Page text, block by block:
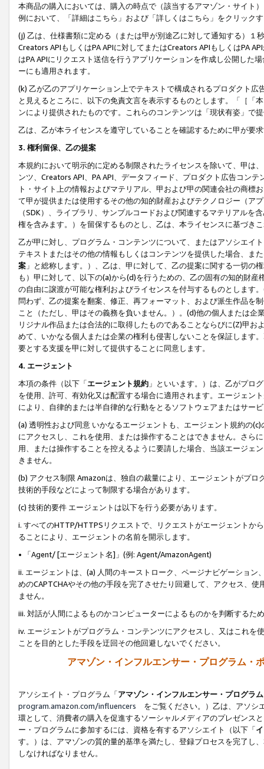
本商品の購入においては、購入の時点で（該当するアマゾン・サイト
例において、「詳細はこちら」および「詳しくはこちら」をクリック
(j) 乙は、仕様書類に定める（または甲が別途乙に対して通知する）
Creators APIもしくはPA APIに対してまたはCreators APIもしくはPA
はPA APIにリクエスト送信を行うアプリケーションを作成し公開した
ーにも適用されます。
(k) 乙が乙のアプリケーション上でテキストで構成されるプロダクト
と見えるところに、以下の免責文言を表示するものとします。「［「
ンにより提供されたものです。これらのコンテンツは「現状有姿」で
乙は、乙が本ライセンスを遵守していることを確認するために甲が要
3. 権利留保、乙の提案
本規約において明示的に定める制限されたライセンスを除いて、甲は
ンツ、Creators API、PA API、データフィード、プロダクト広告コン
ト・サイト上の情報およびマテリアル、甲および甲の関連会社の商
て甲が提供または使用するその他の知的財産およびテクノロジー（ア
（SDK）、ライブラリ、サンプルコードおよび関連するマテリアル
権を含みます。）を留保するものとし、乙は、本ライセンスに基づき
乙が甲に対し、プログラム・コンテンツについて、またはアソシエイ
テキストまたはその他の情報もしくはコンテンツを提供した場合、ま
案 」と総称します。）、乙は、甲に対して、乙の提案に関する一切
も）甲に対して、以下の(a)から(d)を行うための、乙の固有の知的財
の自由に譲渡が可能な権利およびライセンスを付与するものとします
問わず、乙の提案を翻案、修正、再フォーマット、および派生作品を
こと（ただし、甲はその義務を負いません。）。(d)他の個人または
リジナル作品または合法的に取得したものであることならびに(Z)甲
めて、いかなる個人または企業の権利も侵害しないことを保証します
要とする支援を甲に対して提供することに同意します。
4. エージェント
本項の条件（以下「エージェント規約 」といいます。）は、乙がプロ
を使用、許可、有効化又は配置する場合に適用されます。エージェン
により、自律的または半自律的な行動をとるソフトウェアまたはサー
(a) 透明性および同意 いかなるエージェントも、エージェント規約の
にアクセスし、これを使用、または操作することはできません。さら
用、または操作することを控えるように要請した場合、当該エージェ
きません。
(b) アクセス制限 Amazonは、独自の裁量により、エージェントがプ
技術的手段などによって制限する場合があります。
(c) 技術的要件 エージェントは以下を行う必要があります。
i. すべてのHTTP/HTTPSリクエストで、リクエストがエージェントか
ることにより、エージェントの名前を開示します。
• 「Agent/ [エージェント名]」(例: Agent/AmazonAgent)
ii. エージェントは、(a) 人間のキーストローク、ページナビゲーショ
めのCAPTCHAやその他の手段を完了させたり回避して、アクセス、
ません。
iii. 対話が人間によるものかコンピューターによるものかを判断するた
iv. エージェントがプログラム・コンテンツにアクセスし、又はこれ
ことを目的とした手段を迂回その他回避しないでください。
アマゾン・インフルエンサー・プログラム・
アソシエイト・プログラム「アマゾン・インフルエンサー・プログラム
program.amazon.com/influencers をご覧ください。）乙は、アソシ
環として、消費者の購入を促進するソーシャルメディアのプレゼンス
ー・プログラムに参加するには、資格を有するアソシエイト（以下「
す。）は、アマゾンの質的量的基準を満たし、登録プロセスを完了し、
しなければなりません。